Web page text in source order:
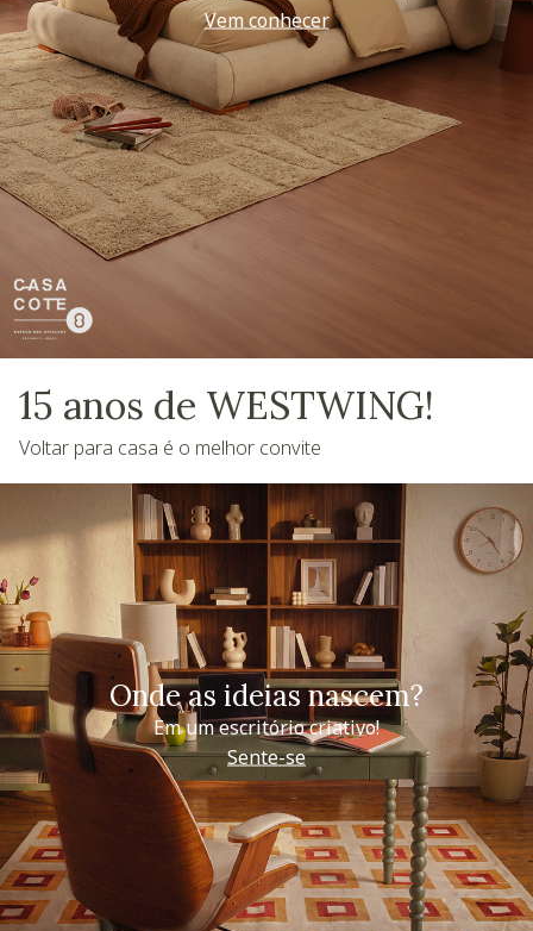
Vem conhecer
15 anos de WESTWING!
Voltar para casa é o melhor convite
Onde as ideias nascem?
Em um escritório criativo!
Sente-se